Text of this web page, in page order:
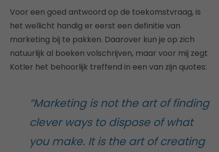
Voor een goed antwoord op de toekomstvraag, is
het wellicht handig er eerst een definitie van
marketing bij te pakken. Daarover kun je op zich
natuurlijk al boeken volschrijven, maar voor mij zegt
Kotler het behoorlijk treffend in een van zijn quotes:
“Marketing is not the art of finding
clever ways to dispose of what
you make. It is the art of creating